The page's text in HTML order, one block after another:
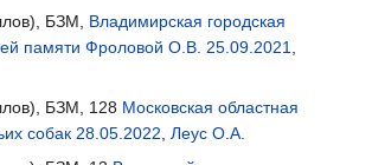
БЗМ, Владимирская городская
памяти Фроловой О.В. 25.09.2021
БЗМ, 128 Московская областная
собак 28.05.2022 Леус О.А.